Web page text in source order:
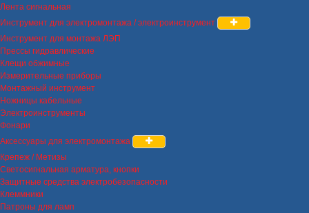
Лента сигнальная
Инструмент для электромонтажа / электроинструмент
Инструмент для монтажа ЛЭП
Прессы гидравлические
Клещи обжимные
Измерительные приборы
Монтажный инструмент
Ножницы кабельные
Электроинструменты
Фонари
Аксессуары для электромонтажа
Крепеж / Метизы
Светосигнальная арматура, кнопки
Защитные средства электробезопасности
Клеммники
Патроны для ламп